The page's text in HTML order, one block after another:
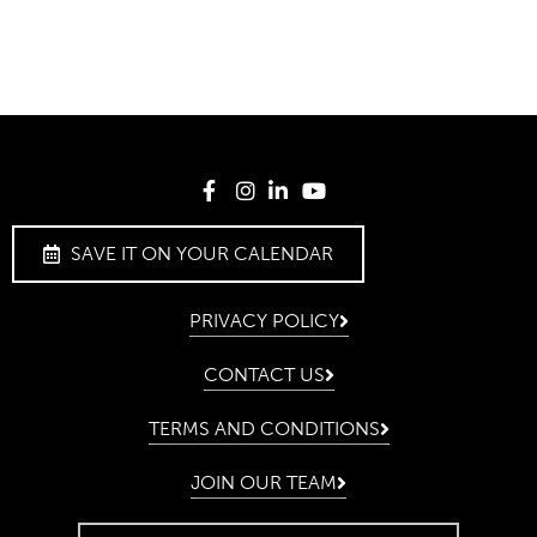
SAVE IT ON YOUR CALENDAR
PRIVACY POLICY
CONTACT US
TERMS AND CONDITIONS
JOIN OUR TEAM